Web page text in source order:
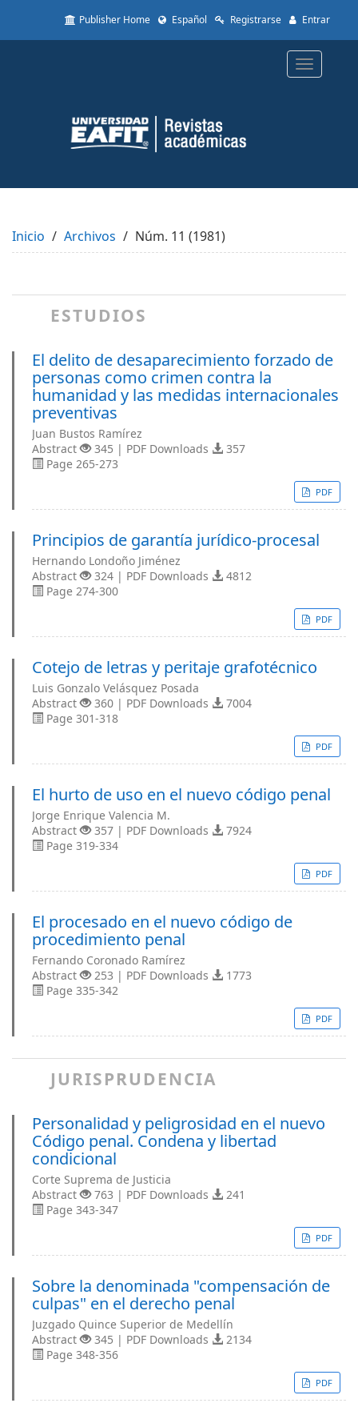
to
Content
Sidebar
Publisher Home Español Registrarse Entrar
Toggle
Inicio Archivos Núm. 11 (1981)
ESTUDIOS
El delito de desaparecimiento forzado de
personas como crimen contra la
humanidad y las medidas internacionales
preventivas
Juan Bustos Ramírez
Abstract
345 | PDF Downloads
357
Page 265-273
PDF
Principios de garantía jurídico-procesal
Hernando Londoño Jiménez
Abstract
324 | PDF Downloads
4812
Page 274-300
PDF
Cotejo de letras y peritaje grafotécnico
Luis Gonzalo Velásquez Posada
Abstract
360 | PDF Downloads
7004
Page 301-318
PDF
El hurto de uso en el nuevo código penal
Jorge Enrique Valencia M.
Abstract
357 | PDF Downloads
7924
Page 319-334
PDF
El procesado en el nuevo código de
procedimiento penal
Fernando Coronado Ramírez
Abstract
253 | PDF Downloads
1773
Page 335-342
PDF
JURISPRUDENCIA
Personalidad y peligrosidad en el nuevo
Código penal. Condena y libertad
condicional
Corte Suprema de Justicia
Abstract
763 | PDF Downloads
241
Page 343-347
PDF
Sobre la denominada "compensación de
culpas" en el derecho penal
Juzgado Quince Superior de Medellín
Abstract
345 | PDF Downloads
2134
Page 348-356
PDF